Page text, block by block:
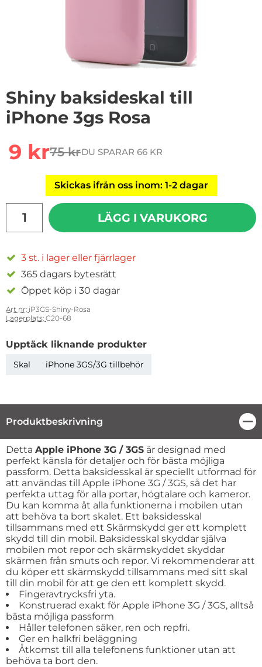
Shiny baksideskal till
iPhone 3gs Rosa
rea pris
9 krtidigare pris
75 krDU SPARAR 66 KR
Skickas ifrån oss inom: 1-2 dagar
LÄGG I VARUKORG
3 st. i lager eller fjärrlager
365 dagars bytesrätt
Öppet köp i 30 dagar
Art nr: iP3GS-Shiny-Rosa
Lagerplats: C20-68
Upptäck liknande produkter
Skal iPhone 3GS/3G tillbehör
Produktbeskrivning
Produktbeskrivning
Detta Apple iPhone 3G / 3GS är designad med
perfekt känsla för detaljer och för bästa möjliga
passform. Detta baksidesskal är speciellt utformad för
att användas till Apple iPhone 3G / 3GS, så det har
perfekta uttag för alla portar, högtalare och kameror.
Du kan komma åt alla funktionerna i mobilen utan
att behöva ta bort skalet. Ett baksidesskal
tillsammans med ett Skärmskydd ger ett komplett
skydd till din mobil. Baksidesskal skyddar själva
mobilen mot repor och skärmskyddet skyddar
skärmen från smuts och repor. Vi rekommenderar att
du köper ett skärmskydd tillsammans med sitt skal
till din mobil för att ge den ett komplett skydd.
Fingeravtrycksfri yta.
Konstruerad exakt för Apple iPhone 3G / 3GS, alltså
bästa möjliga passform
Håller telefonen säker, ren och repfri.
Ger en halkfri beläggning
Åtkomst till alla telefonens funktioner utan att
behöva ta bort den.